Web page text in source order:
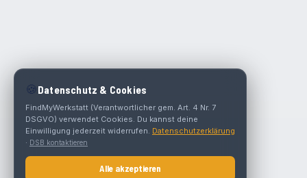
🍪 Datenschutz & Cookies
FindMyWerkstatt (Verantwortlicher gem. Art. 4 Nr. 7
DSGVO) verwendet Cookies. Du kannst deine
Einwilligung jederzeit widerrufen. Datenschutzerklärung
· DSB kontaktieren
Alle akzeptieren